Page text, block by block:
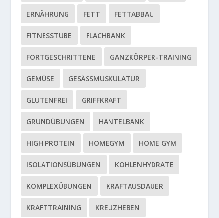
ERNÄHRUNG FETT FETTABBAU
FITNESSTUBE FLACHBANK
FORTGESCHRITTENE GANZKÖRPER-TRAINING
GEMÜSE GESÄSSMUSKULATUR
GLUTENFREI GRIFFKRAFT
GRUNDÜBUNGEN HANTELBANK
HIGH PROTEIN HOMEGYM HOME GYM
ISOLATIONSÜBUNGEN KOHLENHYDRATE
KOMPLEXÜBUNGEN KRAFTAUSDAUER
KRAFTTRAINING KREUZHEBEN